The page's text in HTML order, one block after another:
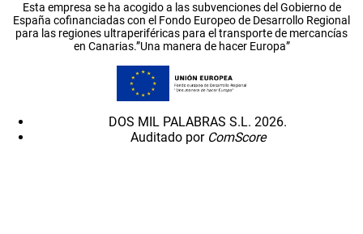
Esta empresa se ha acogido a las subvenciones del Gobierno de
España cofinanciadas con el Fondo Europeo de Desarrollo Regional
para las regiones ultraperiféricas para el transporte de mercancías
en Canarias.”Una manera de hacer Europa”
DOS MIL PALABRAS S.L. 2026.
Auditado por ComScore